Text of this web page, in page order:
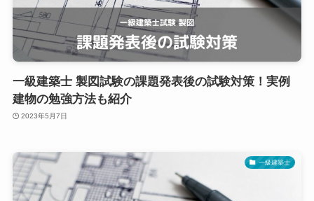
一級建築士 製図試験の課題発表後の試験対策！実例
建物の勉強方法も紹介
2023年5月7日
一級建築士